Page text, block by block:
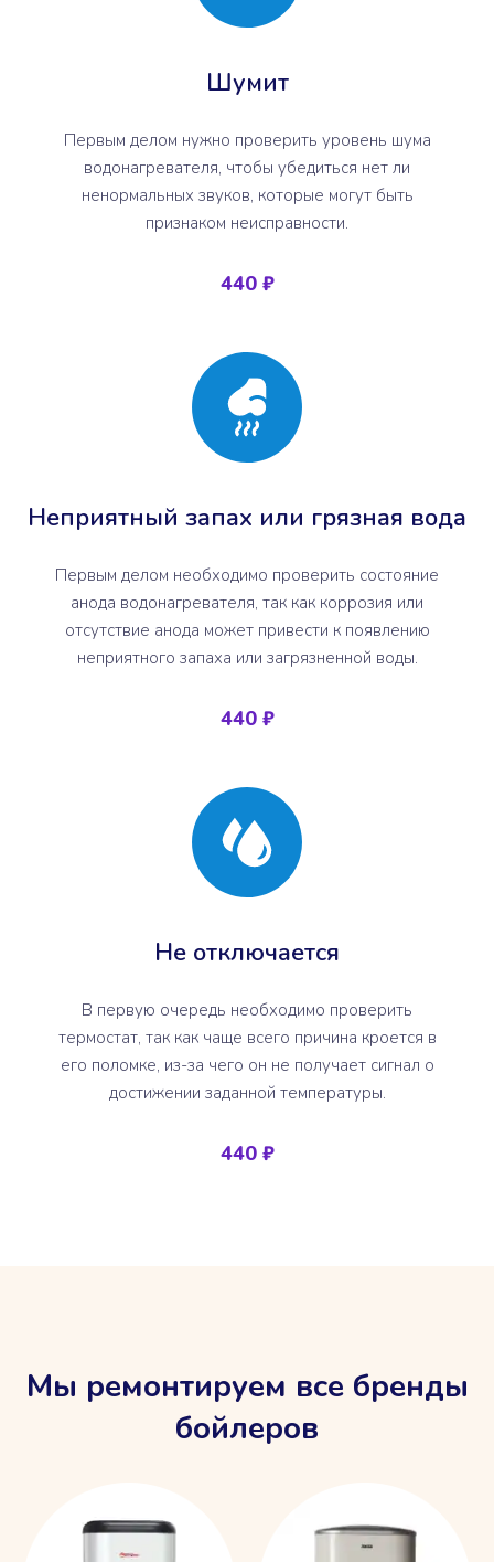
Шумит
Первым делом нужно проверить уровень шума
водонагревателя, чтобы убедиться нет ли
ненормальных звуков, которые могут быть
признаком неисправности.
440 ₽
Неприятный запах или грязная вода
Первым делом необходимо проверить состояние
анода водонагревателя, так как коррозия или
отсутствие анода может привести к появлению
неприятного запаха или загрязненной воды.
440 ₽
Не отключается
В первую очередь необходимо проверить
термостат, так как чаще всего причина кроется в
его поломке, из-за чего он не получает сигнал о
достижении заданной температуры.
440 ₽
Мы ремонтируем все бренды
бойлеров